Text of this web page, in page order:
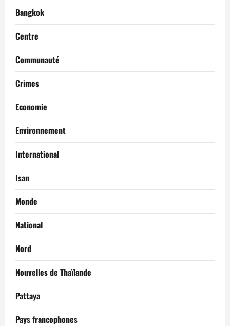
Bangkok
Centre
Communauté
Crimes
Economie
Environnement
International
Isan
Monde
National
Nord
Nouvelles de Thaïlande
Pattaya
Pays francophones